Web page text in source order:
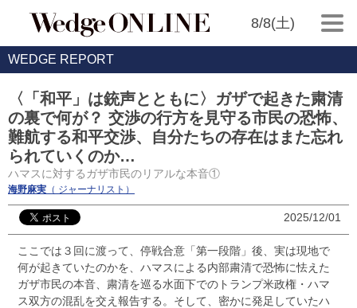
8/8(土)
WEDGE REPORT
〈「和平」は銃声とともに〉ガザで起きた粛清
の裏で何が？ 交渉の行方を見守る市民の恐怖、
難航する和平交渉、自分たちの存在はまた忘れ
られていくのか…
ハマスに対するガザ市民のリアルな本音①
海野麻実 （ ジャーナリスト）
2025/12/01
ここでは３回に渡って、停戦合意「第一段階」後、実は現地で
何が起きていたのかを、ハマスによる内部粛清で恐怖に怯えた
ガザ市民の本音、粛清を巡る水面下でのトランプ米政権・ハマ
ス双方の混乱を交え報告する。そして、密かに発足していたハ